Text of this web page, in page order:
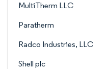
MultiTherm LLC
Paratherm
Radco Industries, LLC
Shell plc